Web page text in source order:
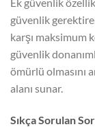
güvenlik
karşı maksimum
güvenlik
ömürlü olmasını
alanı sunar.
Sıkça Sorulan